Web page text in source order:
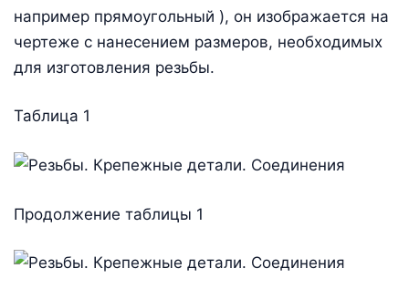
например прямоугольный ), он изображается на
чертеже с нанесением размеров, необходимых
для изготовления резьбы.
Таблица 1
Продолжение таблицы 1